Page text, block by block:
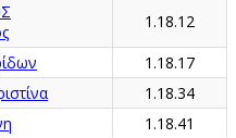
1.18.12
1.18.17
1.18.34
1.18.41